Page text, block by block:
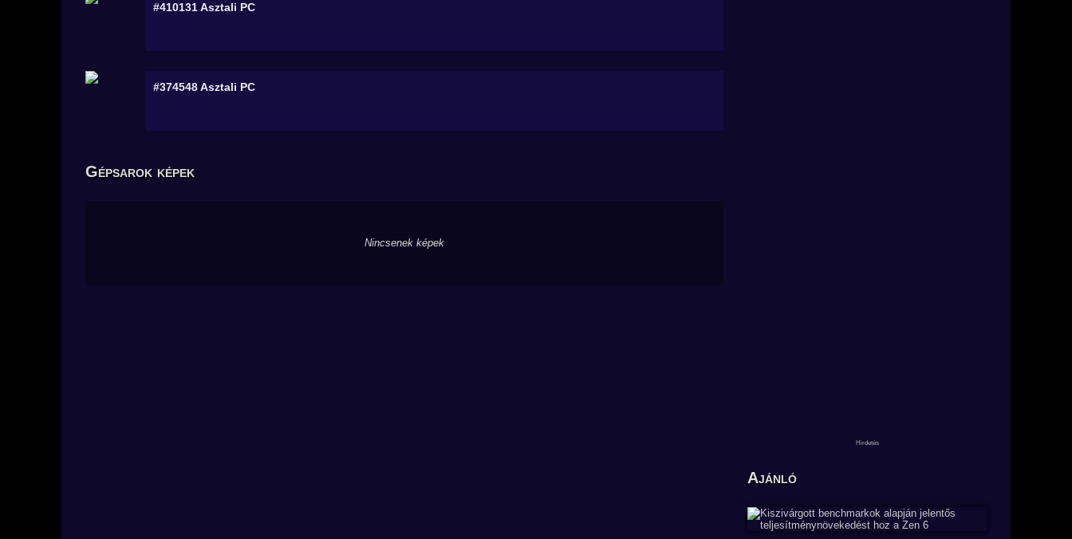
#410131Asztali PC
#374548Asztali PC
Gépsarok képek
Nincsenek képek
Ajánló